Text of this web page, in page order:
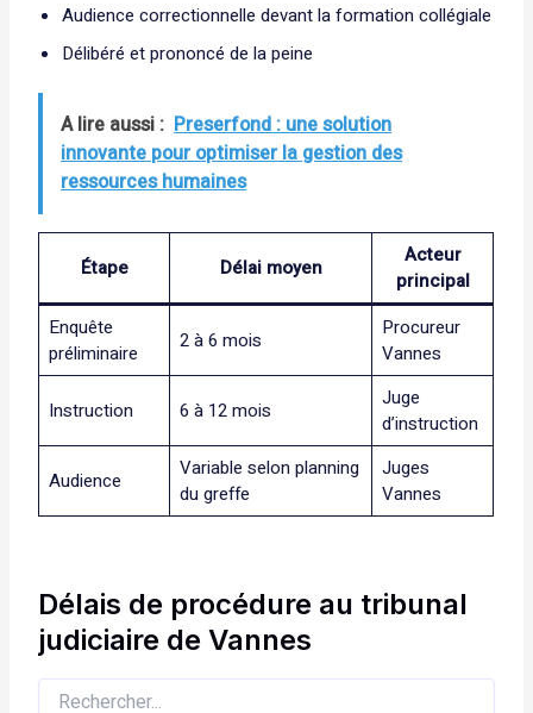
Audience correctionnelle devant la formation collégiale
Délibéré et prononcé de la peine
A lire aussi : Preserfond : une solution
innovante pour optimiser la gestion des
ressources humaines
Étape Délai moyen
Acteur
principal
Enquête
préliminaire
2 à 6 mois
Procureur
Vannes
Instruction 6 à 12 mois
Juge
d’instruction
Audience
Variable selon planning
du greffe
Juges
Vannes
Délais de procédure au tribunal
judiciaire de Vannes